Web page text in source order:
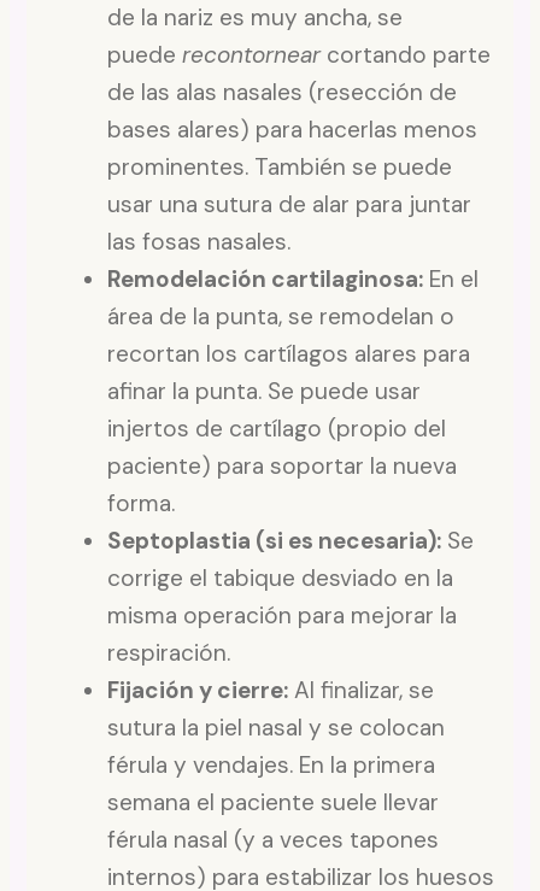
de la nariz es muy ancha, se
puederecontornearcortando parte
de las alas nasales (resección de
bases alares) para hacerlas menos
prominentes. También se puede
usar una sutura de alar para juntar
las fosas nasales.
Remodelación cartilaginosa: En el
área de la punta, se remodelan o
recortan los cartílagos alares para
afinar la punta. Se puede usar
injertos de cartílago (propio del
paciente) para soportar la nueva
forma.
Septoplastia (si es necesaria): Se
corrige el tabique desviado en la
misma operación para mejorar la
respiración.
Fijación y cierre: Al finalizar, se
sutura la piel nasal y se colocan
férula y vendajes. En la primera
semana el paciente suele llevar
férula nasal (y a veces tapones
internos) para estabilizar los huesos